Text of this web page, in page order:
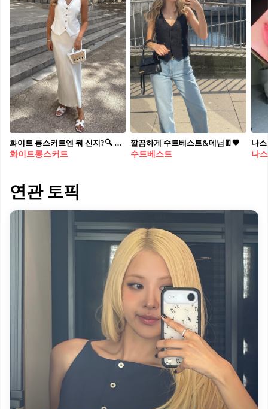
화이트 롱스커트엔 뭐 신지?🔍 스커트 종류 별 잘 어울리는 여름 신발 코디 추천 4가지👡🤍 1. 화이트 새틴 롱스커트 + 샌들 세련된 새틴 스커트에는 레더 소재의 샌들을 매치해 보세요. 수트 베스트나 셔츠와 함께 스타일링하면 포멀한 무드를 더해줄 수도 있습니다. 2. 화이트 레이스 롱스커트 + 플랫 슈즈 요즘 유행인 레이스 스커트엔 플랫 슈즈를 매치하여 경쾌한 무드를 연출해 보는 건 어떨까요? 편한 반팔 티셔츠 또는 민소매와 함께하여 러블리한 코디를 완성할 수도 있고요. 3. 화이트 벌룬 또는 티어드 롱스커트 + 로퍼 살짝 부피감이 있는 벌룬 스커트 또는 티어트 스커트엔 로퍼를 더해 단정한 코디를 완성할 수도 있습니다. 로퍼의 짝꿍인 흰 양말도 빼먹지 않고 더하면 금상첨화. 4. 화이트 레이스 롱스커트 + 스니커즈 러블리한 레이스 스커트와 환상의 궁합인 신발이 하나 더 있죠. 바로 캐주얼한 스니커즈인데요. 믹스매치 스타일링으로 색다른 코디를 즐길 수도 있습니다.
화이트롱스커트
깔끔하게 수트베스트&데님👖🖤
수트베스트
나스
연관 토픽